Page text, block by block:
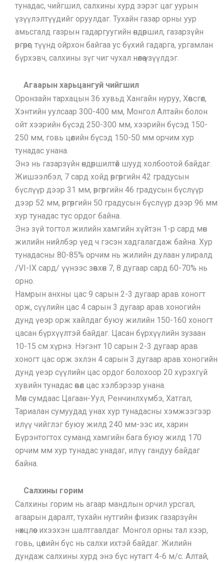
тунадас, чийгшил, салхины хурд зэрэг цаг уурын
үзүүлэлтүүдийг оруулдаг. Тухайн газар орны уур
амьсгалд газрын гадаргуугийн өндөршил, газарзүйн
өргөрөг, түүнд ойрхон байгаа ус бүхий гадарга, ургамлан
бүрхэвч, салхины зүг чиг чухал нөлөө үзүүлдэг.
Агаарын харьцангуй чийгшил
Оронзайн тархацын 36 хувьд Хангайн нуруу, Хөвсгөл,
Хэнтийн уулсаар 300-400 мм, Монгол Алтайн болон
ойт хээрийн бүсэд 250-300 мм, хээрийн бүсэд 150-
250 мм, говь цөлийн бүсэд 150-50 мм орчим хур
тунадас унана.
Энэ нь газарзүйн өндөршилтөй шууд холбоотой байдаг.
Жишээлбэл, 7 сард хойд өргөргийн 42 градусын
бүслүүр дээр 31 мм, өргөргийн 46 градусын бүслүүр
дээр 52 мм, өргөргийн 50 градусын бүслүүр дээр 96 мм
хур тунадас тус ордог байна.
Энэ зүй тогтол жилийн хамгийн хүйтэн 1-р сард мөн
жилийн нийлбэр үед ч гэсэн хадгалагдаж байна. Хур
тунадасны 80-85% орчим нь жилийн дулаан улиралд
/VI-IX сард/ үүнээс зөвхөн 7, 8 дугаар сард 60-70% нь
орно.
Намрын анхны цас 9 сарын 2-3 дугаар арав хоногт
орж, сүүлийн цас 4 сарын 3 дугаар арав хоногийн
дунд үеэр орж хайлдаг буюу жилийн 150-160 хоногт
цасан бүрхүүлтэй байдаг. Цасан бүрхүүлийн зузаан
10-15 см хүрнэ. Нэгэнт 10 сарын 2-3 дугаар арав
хоногт цас орж эхлэн 4 сарын 3 дугаар арав хоногийн
дунд үеэр сүүлийн цас ордог болохоор 20 хүрэхгүй
хувийн тунадас өвөл цас хэлбэрээр унана.
Мөн сумдаас Цагаан-Уул, Ренчинлхүмбэ, Хатгал,
Тариалан сумуудад унах хур тунадасны хэмжээгээр
илүү чийглэг буюу жилд 240 мм-ээс их, харин
Бүрэнтогтох суманд хамгийн бага буюу жилд 170
орчим мм хур тунадас унадаг, илүү гандуу байдаг
байна.
Салхины горим
Салхины горим нь агаар мандлын орчил урсгал,
агаарын даралт, тухайн нутгийн физик газарзүйн
нөхцлөөс ихээхэн шалтгаалдаг. Монгол орны тал хээр,
говь, цөлийн бүс нь салхи ихтэй байдаг. Жилийн
дундаж салхины хурд энэ бүс нутагт 4-6 м/с. Алтай,